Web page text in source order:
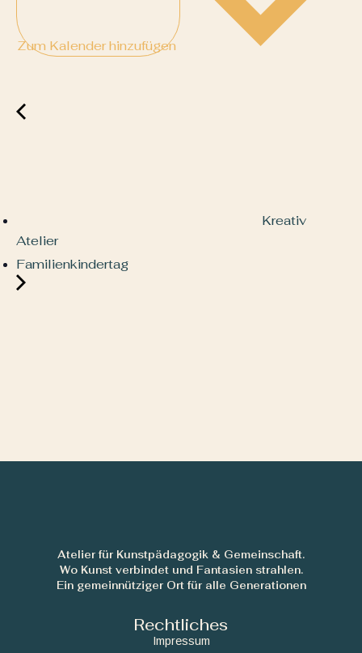
Zum Kalender hinzufügen
Kreativ
Atelier
Familienkindertag
Atelier für Kunstpädagogik & Gemeinschaft.
Wo Kunst verbindet und Fantasien strahlen.
Ein gemeinnütziger Ort für alle Generationen
Rechtliches
Impressum